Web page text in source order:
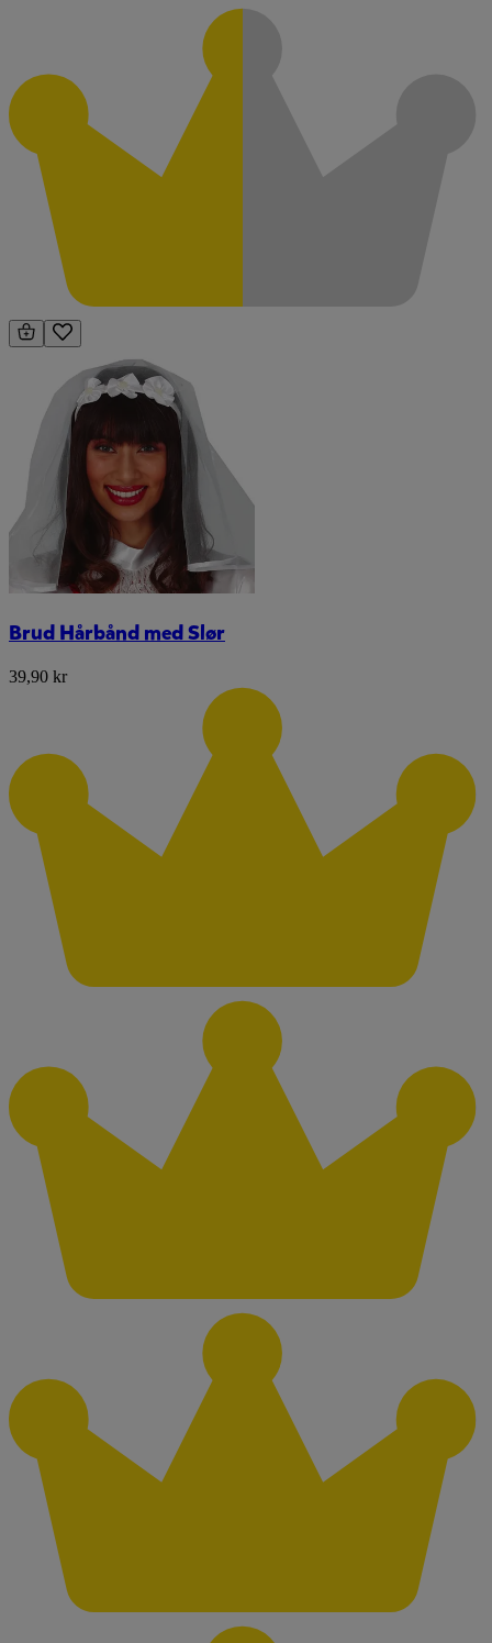
Brud Hårbånd med Slør
39,90 kr